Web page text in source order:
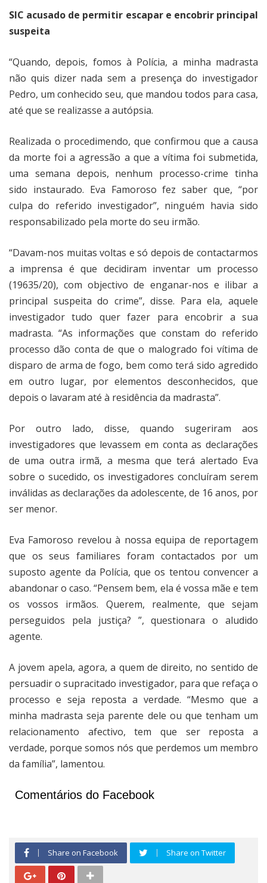
SIC acusado de permitir escapar e encobrir principal
suspeita
“Quando, depois, fomos à Polícia, a minha madrasta
não quis dizer nada sem a presença do investigador
Pedro, um conhecido seu, que mandou todos para casa,
até que se realizasse a autópsia.
Realizada o procedimendo, que confirmou que a causa
da morte foi a agressão a que a vítima foi submetida,
uma semana depois, nenhum processo-crime tinha
sido instaurado. Eva Famoroso fez saber que, “por
culpa do referido investigador”, ninguém havia sido
responsabilizado pela morte do seu irmão.
“Davam-nos muitas voltas e só depois de contactarmos
a imprensa é que decidiram inventar um processo
(19635/20), com objectivo de enganar-nos e ilibar a
principal suspeita do crime”, disse. Para ela, aquele
investigador tudo quer fazer para encobrir a sua
madrasta. “As informações que constam do referido
processo dão conta de que o malogrado foi vítima de
disparo de arma de fogo, bem como terá sido agredido
em outro lugar, por elementos desconhecidos, que
depois o lavaram até à residência da madrasta”.
Por outro lado, disse, quando sugeriram aos
investigadores que levassem em conta as declarações
de uma outra irmã, a mesma que terá alertado Eva
sobre o sucedido, os investigadores concluíram serem
inválidas as declarações da adolescente, de 16 anos, por
ser menor.
Eva Famoroso revelou à nossa equipa de reportagem
que os seus familiares foram contactados por um
suposto agente da Polícia, que os tentou convencer a
abandonar o caso. “Pensem bem, ela é vossa mãe e tem
os vossos irmãos. Querem, realmente, que sejam
perseguidos pela justiça? ”, questionara o aludido
agente.
A jovem apela, agora, a quem de direito, no sentido de
persuadir o supracitado investigador, para que refaça o
processo e seja reposta a verdade. “Mesmo que a
minha madrasta seja parente dele ou que tenham um
relacionamento afectivo, tem que ser reposta a
verdade, porque somos nós que perdemos um membro
da família”, lamentou.
Comentários do Facebook
Share on Facebook Share on Twitter